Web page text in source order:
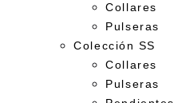
Collares
Pulseras
Colección SS
Collares
Pulseras